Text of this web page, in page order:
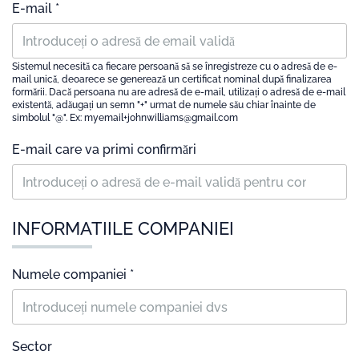
E-mail *
Sistemul necesită ca fiecare persoană să se înregistreze cu o adresă de e-
mail unică, deoarece se generează un certificat nominal după finalizarea
formării. Dacă persoana nu are adresă de e-mail, utilizați o adresă de e-mail
existentă, adăugați un semn "+" urmat de numele său chiar înainte de
simbolul "@". Ex: myemail+johnwilliams@gmail.com
E-mail care va primi confirmări
INFORMATIILE COMPANIEI
Numele companiei *
Sector